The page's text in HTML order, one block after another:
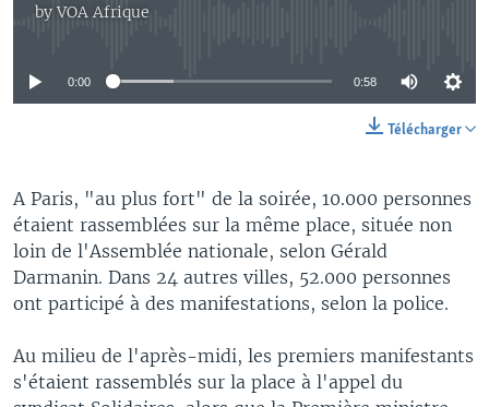
byVOA Afrique
No media source currently available
0:00 0:58
Télécharger
A Paris, "au plus fort" de la soirée, 10.000 personnes
étaient rassemblées sur la même place, située non
loin de l'Assemblée nationale, selon Gérald
Darmanin. Dans 24 autres villes, 52.000 personnes
ont participé à des manifestations, selon la police.
Au milieu de l'après-midi, les premiers manifestants
s'étaient rassemblés sur la place à l'appel du